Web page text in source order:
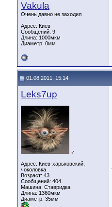
Vakula
Очень давно не заходил
Адрес: Киев
Сообщений: 9
Длина: 1000мкм
Диаметр: 0мм
01.08.2011, 15:14
Leks7up
♂
Адрес: Киев-харьковский,
чоколовка
Возраст: 43
Сообщений: 404
Машина: Ставридка
Длина: 1360мкм
Диаметр: 35мм